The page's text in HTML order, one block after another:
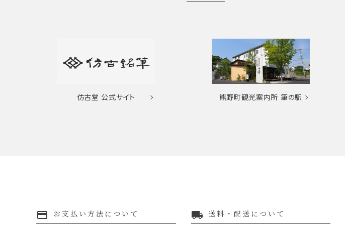
仿古堂 公式サイト 熊野町観光案内所 筆の駅
payment お支払い方法について local_shipping 送料・配送について